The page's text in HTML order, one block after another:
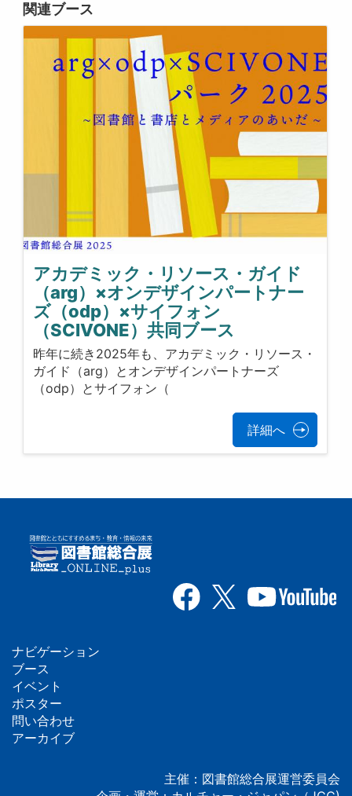
関連ブース
アカデミック・リソース・ガイド
（arg）×オンデザインパートナー
ズ（odp）×サイフォン
（SCIVONE）共同ブース
昨年に続き2025年も、アカデミック・リソース・
ガイド（arg）とオンデザインパートナーズ
（odp）とサイフォン（
詳細へ
フ
ッ
タ
ナビゲーション
ブース
イベント
ポスター
問い合わせ
アーカイブ
主催：図書館総合展運営委員会